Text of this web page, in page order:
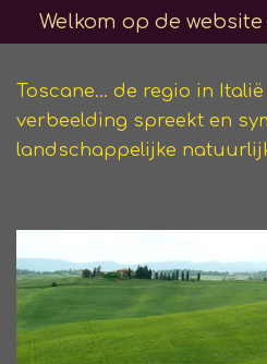
naar
de
hoofdinhoud
Welkom op de website
Toscane... de regio in
verbeelding spreekt en
landschappelijke